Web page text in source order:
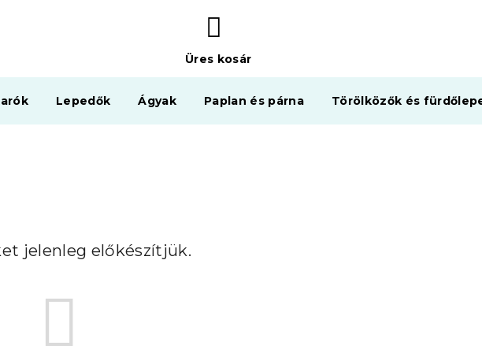
KOSÁR
Üres kosár
Lepedők Ágyak Paplan és párna Törölközők és
jelenleg előkészítjük.